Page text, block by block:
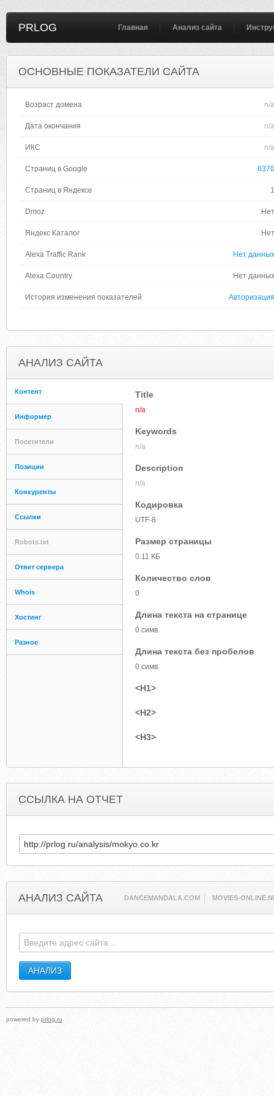
PRLOG Главная Анализ сайта
ОСНОВНЫЕ ПОКАЗАТЕЛИ САЙТА
Возраст домена n/a
Дата окончания n/a
ИКС n/a
Страниц в Google 6370
Страниц в Яндексе 1
Dmoz Нет
Яндекс Каталог Нет
Alexa Traffic Rank Нет данных
Alexa Country Нет данных
История изменения показателей Авторизация
АНАЛИЗ САЙТА
Контент
Информер
Посетители
Позиции
Конкуренты
Ссылки
Robots.txt
Ответ сервера
Whois
Хостинг
Разное
Title
n/a
Keywords
n/a
Description
n/a
Кодировка
UTF-8
Размер страницы
0.11 КБ
Количество слов
0
Длина текста на странице
0 симв.
Длина текста без пробелов
0 симв.
<H1>
<H2>
<H3>
ССЫЛКА НА ОТЧЕТ
АНАЛИЗ САЙТА DANCEMANDALA.COM MOVIES-
powered by prlog.ru